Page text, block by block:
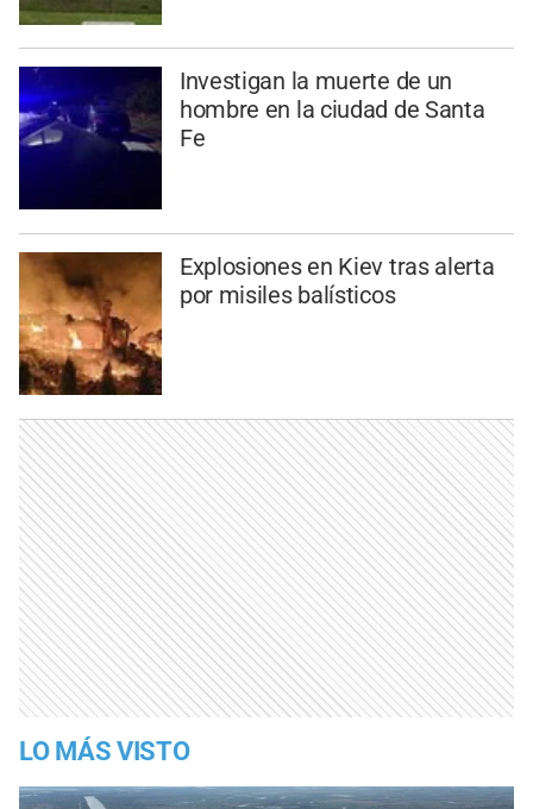
Investigan la muerte de un
hombre en la ciudad de Santa
Fe
Explosiones en Kiev tras alerta
por misiles balísticos
LO MÁS VISTO